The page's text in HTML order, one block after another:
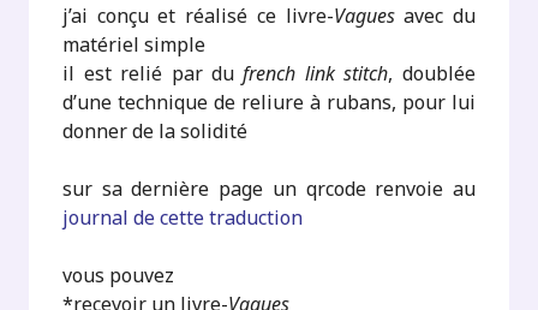
j’ai conçu et réalisé ce livre-Vaguesavec du
matériel simple
il est relié par dufrench link stitch, doublée
d’une technique de reliure à rubans, pour lui
donner de la solidité
sur sa dernière page un qrcode renvoie au
journal de cette traduction
vous pouvez
*recevoir un livre-Vagues